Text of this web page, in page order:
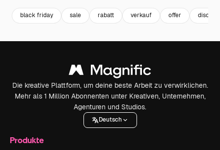
black friday sale rabatt verkauf offer
Die kreative Plattform, um deine beste Arbeit zu verwirklichen.
Mehr als 1 Million Abonnenten unter Kreativen, Unternehmen,
Agenturen und Studios.
Deutsch
Produkte